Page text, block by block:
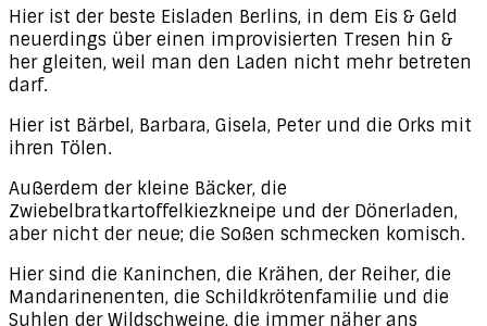
Hier ist der beste Eisladen Berlins, in dem Eis & Geld
neuerdings über einen improvisierten Tresen hin &
her gleiten, weil man den Laden nicht mehr betreten
darf.
Hier ist Bärbel, Barbara, Gisela, Peter und die Orks mit
ihren Tölen.
Außerdem der kleine Bäcker, die
Zwiebelbratkartoffelkiezkneipe und der Dönerladen,
aber nicht der neue; die Soßen schmecken komisch.
Hier sind die Kaninchen, die Krähen, der Reiher, die
Mandarinenenten, die Schildkrötenfamilie und die
Suhlen der Wildschweine, die immer näher ans